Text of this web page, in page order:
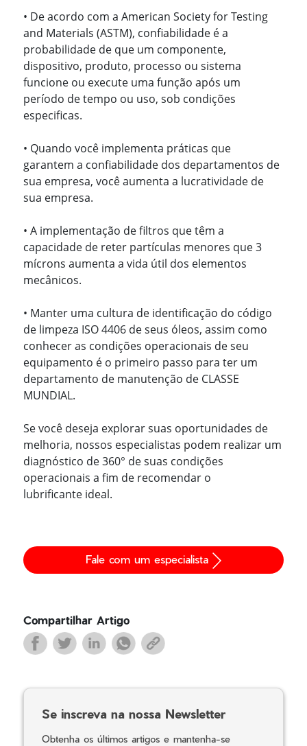
• De acordo com a American Society for Testing
and Materials (ASTM), confiabilidade é a
probabilidade de que um componente,
dispositivo, produto, processo ou sistema
funcione ou execute uma função após um
período de tempo ou uso, sob condições
especificas.
• Quando você implementa práticas que
garantem a confiabilidade dos departamentos de
sua empresa, você aumenta a lucratividade de
sua empresa.
• A implementação de filtros que têm a
capacidade de reter partículas menores que 3
mícrons aumenta a vida útil dos elementos
mecânicos.
• Manter uma cultura de identificação do código
de limpeza ISO 4406 de seus óleos, assim como
conhecer as condições operacionais de seu
equipamento é o primeiro passo para ter um
departamento de manutenção de CLASSE
MUNDIAL.
Se você deseja explorar suas oportunidades de
melhoria, nossos especialistas podem realizar um
diagnóstico de 360° de suas condições
operacionais a fim de recomendar o
lubrificante ideal.
Fale com um especialista
Compartilhar Artigo
Se inscreva na nossa Newsletter
Obtenha os últimos artigos e mantenha-se